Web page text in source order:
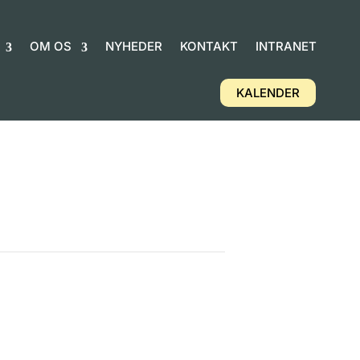
OM OS NYHEDER KONTAKT INTRANET
KALENDER